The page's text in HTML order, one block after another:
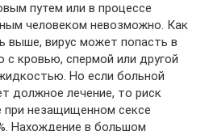
путем или в процессе
человеком невозможно. Как
выше, вирус может попасть в
с кровью, спермой или другой
Но если больной
должное лечение, то риск
при незащищенном сексе
Нахождение в большом